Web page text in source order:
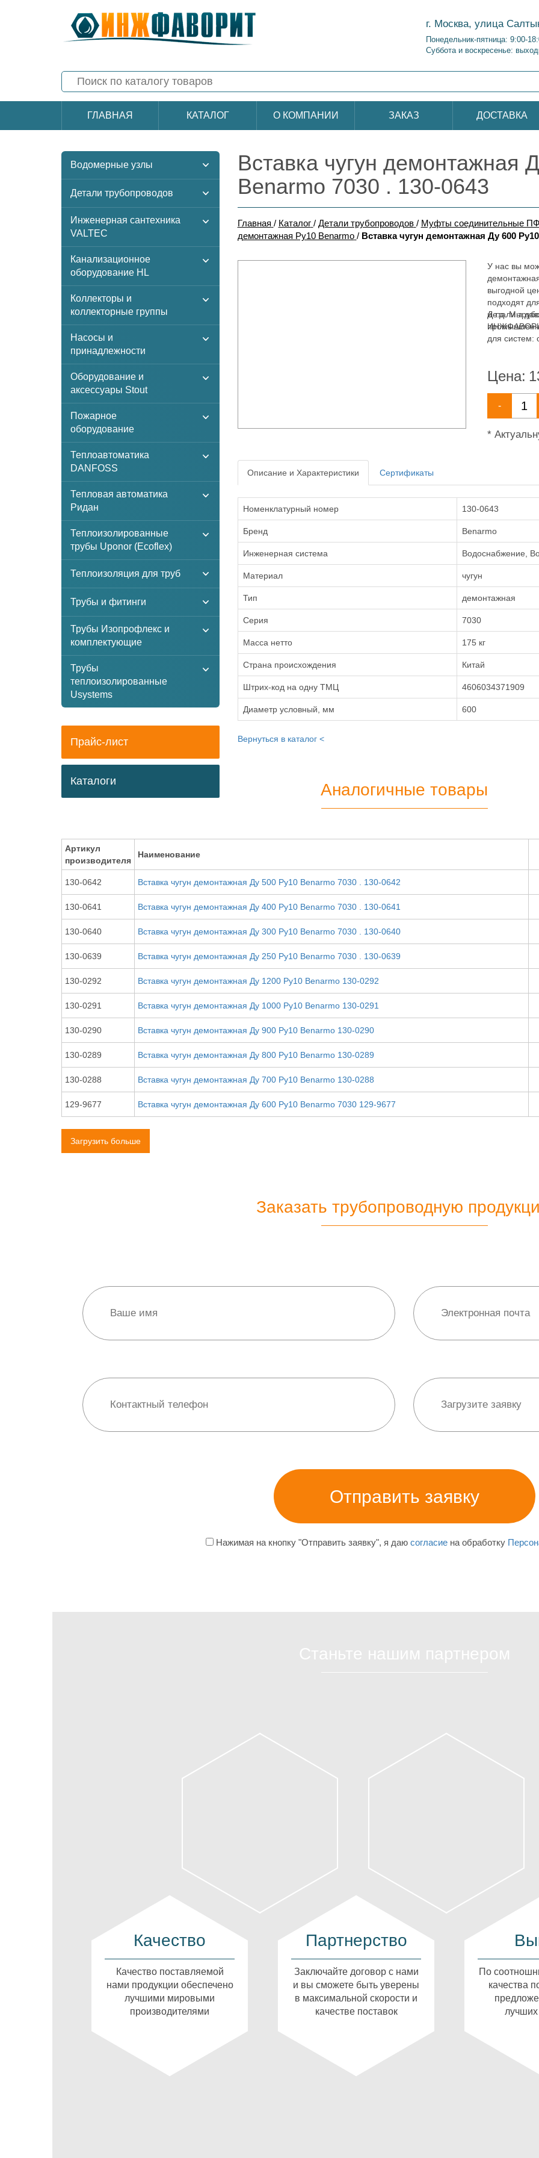
г. Москва, улица
Понедельник-пятница: 9:00-
Суббота и воскресенье:
ГЛАВНАЯ КАТАЛОГ О КОМПАНИИ ЗАКАЗ ДОСТАВКА
Водомерные узлы
Детали трубопроводов
Инженерная сантехника
VALTEC
Канализационное
оборудование HL
Коллекторы и
коллекторные группы
Насосы и
принадлежности
Оборудование и
аксессуары Stout
Пожарное
оборудование
Теплоавтоматика
DANFOSS
Тепловая автоматика
Ридан
Теплоизолированные
трубы Uponor (Ecoflex)
Теплоизоляция для труб
Трубы и фитинги
Трубы Изопрофлекс и
комплектующие
Трубы
теплоизолированные
Usystems
Прайс-лист
Каталоги
Вставка чугун демонтажная
Benarmo 7030 . 130-0643
Главная / Каталог / Детали трубопроводов / Муфты соединительные
демонтажная Ру10 Benarmo / Вставка чугун демонтажная Ду 600
У нас вы
выгодной
подходят
и т.д. Мы
для систем:
Детали
Цена:
-
*
Описание и Характеристики Сертификаты
Номенклатурный номер 130-0643
Бренд Benarmo
Инженерная система Водоснабжение,
Материал чугун
Тип демонтажная
Серия 7030
Масса нетто 175 кг
Страна происхождения Китай
Штрих-код на одну ТМЦ 4606034371909
Диаметр условный, мм 600
Вернуться в каталог <
Аналогичные товары
Артикул
производителя
Наименование
130-0642 Вставка чугун демонтажная Ду 500 Ру10 Benarmo 7030 . 130-0642
130-0641 Вставка чугун демонтажная Ду 400 Ру10 Benarmo 7030 . 130-0641
130-0640 Вставка чугун демонтажная Ду 300 Ру10 Benarmo 7030 . 130-0640
130-0639 Вставка чугун демонтажная Ду 250 Ру10 Benarmo 7030 . 130-0639
130-0292 Вставка чугун демонтажная Ду 1200 Ру10 Benarmo 130-0292
130-0291 Вставка чугун демонтажная Ду 1000 Ру10 Benarmo 130-0291
130-0290 Вставка чугун демонтажная Ду 900 Ру10 Benarmo 130-0290
130-0289 Вставка чугун демонтажная Ду 800 Ру10 Benarmo 130-0289
130-0288 Вставка чугун демонтажная Ду 700 Ру10 Benarmo 130-0288
129-9677 Вставка чугун демонтажная Ду 600 Ру10 Benarmo 7030 129-9677
Загрузить больше
Заказать трубопроводную
Нажимая на кнопку "Отправить заявку", я даю согласиена обработку
Качество
Качество поставляемой
нами продукции обеспечено
лучшими мировыми
производителями
Партнерство
Заключайте договор с нами
и вы сможете быть уверены
в максимальной скорости и
качестве поставок
По
качества